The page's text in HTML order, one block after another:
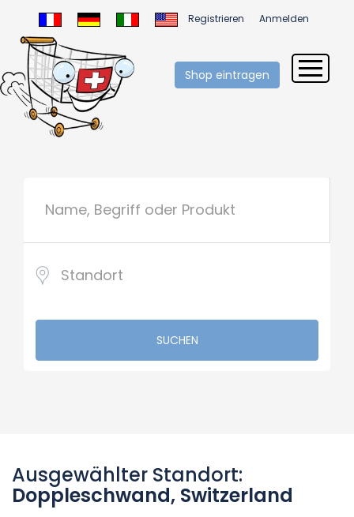
Registrieren Anmelden
Shop eintragen
SUCHEN
Ausgewählter Standort:
Doppleschwand, Switzerland